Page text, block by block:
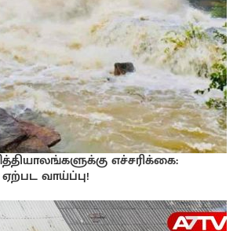
எச்சரிக்கை:
வாய்ப்பு!